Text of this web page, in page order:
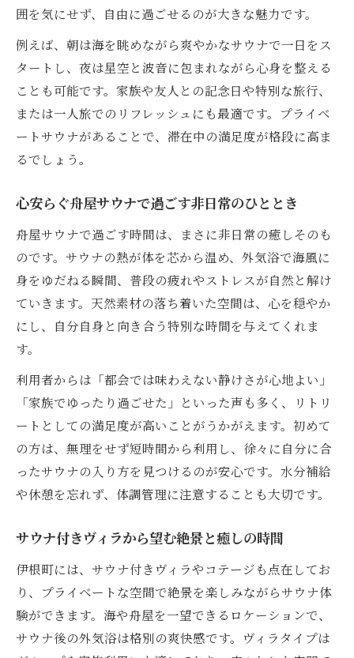
囲を気にせず、自由に過ごせるのが大きな魅力です。
例えば、朝は海を眺めながら爽やかなサウナで一日をス
タートし、夜は星空と波音に包まれながら心身を整える
ことも可能です。家族や友人との記念日や特別な旅行、
または一人旅でのリフレッシュにも最適です。プライベ
ートサウナがあることで、滞在中の満足度が格段に高ま
るでしょう。
心安らぐ舟屋サウナで過ごす非日常のひととき
舟屋サウナで過ごす時間は、まさに非日常の癒しそのも
のです。サウナの熱が体を芯から温め、外気浴で海風に
身をゆだねる瞬間、普段の疲れやストレスが自然と解け
ていきます。天然素材の落ち着いた空間は、心を穏やか
にし、自分自身と向き合う特別な時間を与えてくれま
す。
利用者からは「都会では味わえない静けさが心地よい」
「家族でゆったり過ごせた」といった声も多く、リトリ
ートとしての満足度が高いことがうかがえます。初めて
の方は、無理をせず短時間から利用し、徐々に自分に合
ったサウナの入り方を見つけるのが安心です。水分補給
や休憩を忘れず、体調管理に注意することも大切です。
サウナ付きヴィラから望む絶景と癒しの時間
伊根町には、サウナ付きヴィラやコテージも点在してお
り、プライベートな空間で絶景を楽しみながらサウナ体
験ができます。海や舟屋を一望できるロケーションで、
サウナ後の外気浴は格別の爽快感です。ヴィラタイプは